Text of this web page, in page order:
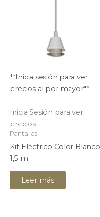
**Inicia sesión para ver
precios al por mayor**
Inicia Sesión para ver
precios
Pantallas
Kit Eléctrico Color Blanco
1,5 m
Leer más